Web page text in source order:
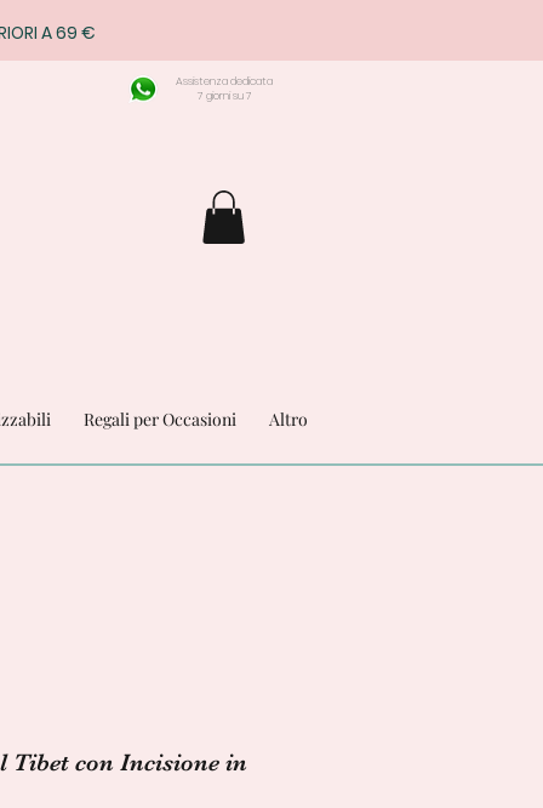
A 69 €
Assistenza dedicata
7 giorni su 7
Regali per Occasioni Altro
Tibet con Incisione in